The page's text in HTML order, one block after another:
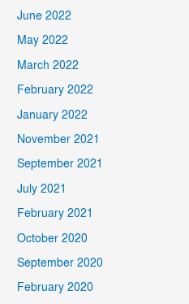
June 2022
May 2022
March 2022
February 2022
January 2022
November 2021
September 2021
July 2021
February 2021
October 2020
September 2020
February 2020